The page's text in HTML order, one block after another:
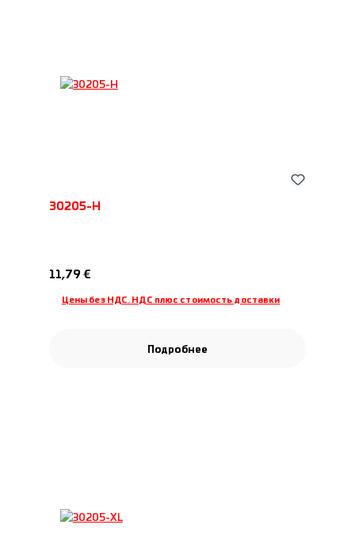
30205-H
Обычная цена:
11,79 €
Цены без НДС. НДС плюс стоимость доставки
Подробнее